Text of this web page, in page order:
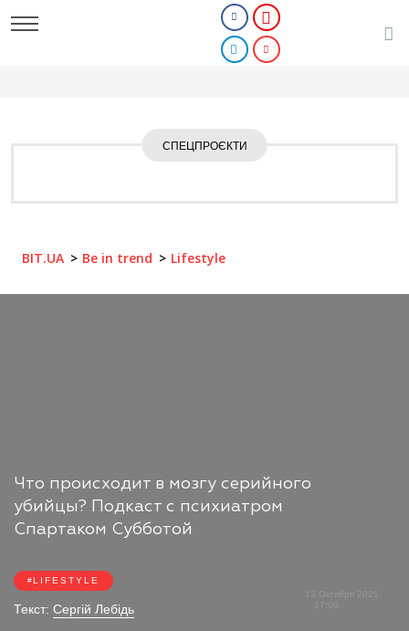
СПЕЦПРОЄКТИ
BIT.UA Be in trend Lifestyle
Что происходит в мозгу серийного
убийцы? Подкаст с психиатром
Спартаком Субботой
LIFESTYLE
Текст: Сергій Лебідь
17:00